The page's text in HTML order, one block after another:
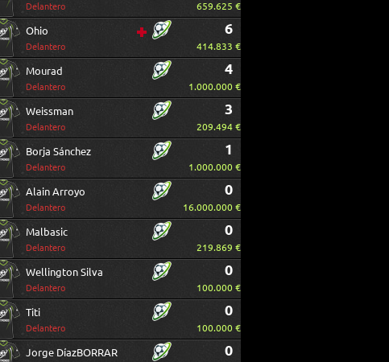
Delantero 659.625 €
Ohio
Delantero
6
414.833 €
Mourad
Delantero
4
1.000.000 €
Weissman
Delantero
3
209.494 €
Borja Sánchez
Delantero
1
1.000.000 €
Alain Arroyo
Delantero
0
16.000.000 €
Malbasic
Delantero
0
219.869 €
Wellington Silva
Delantero
0
100.000 €
Titi
Delantero
0
100.000 €
Jorge DíazBORRAR 0